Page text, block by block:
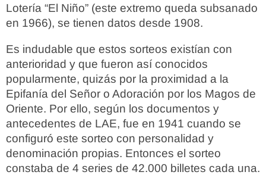
Lotería “El Niño” (este extremo queda subsanado
en 1966), se tienen datos desde 1908.
Es indudable que estos sorteos existían con
anterioridad y que fueron así conocidos
popularmente, quizás por la proximidad a la
Epifanía del Señor o Adoración por los Magos de
Oriente. Por ello, según los documentos y
antecedentes de LAE, fue en 1941 cuando se
configuró este sorteo con personalidad y
denominación propias. Entonces el sorteo
constaba de 4 series de 42.000 billetes cada una.